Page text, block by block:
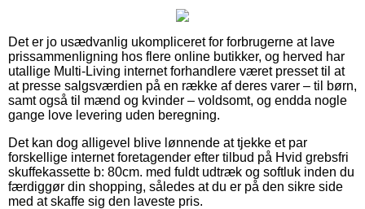
Det er jo usædvanlig ukompliceret for forbrugerne at lave
prissammenligning hos flere online butikker, og herved har
utallige Multi-Living internet forhandlere været presset til at
at presse salgsværdien på en række af deres varer – til børn,
samt også til mænd og kvinder – voldsomt, og endda nogle
gange love levering uden beregning.
Det kan dog alligevel blive lønnende at tjekke et par
forskellige internet foretagender efter tilbud på Hvid grebsfri
skuffekassette b: 80cm. med fuldt udtræk og softluk inden du
færdiggør din shopping, således at du er på den sikre side
med at skaffe sig den laveste pris.